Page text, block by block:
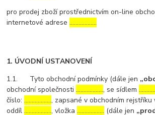
pro prodej zboží prostřednictvím on-line
internetové adrese………………
1. ÚVODNÍ USTANOVENÍ
1.1. Tyto obchodní podmínky (dále jen
obchodní společnosti………………, se sídlem
číslo:………………, zapsané v obchodním
oddíl………………, vložka……………… (dále jen